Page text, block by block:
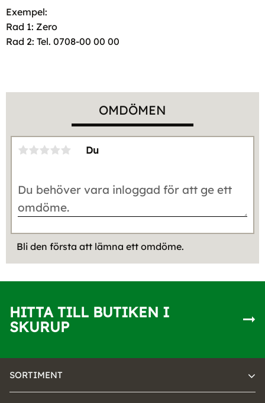
Exempel:
Rad 1: Zero
Rad 2: Tel. 0708-00 00 00
OMDÖMEN
Du
Bli den första att lämna ett omdöme.
HITTA TILL BUTIKEN I
SKURUP
SORTIMENT